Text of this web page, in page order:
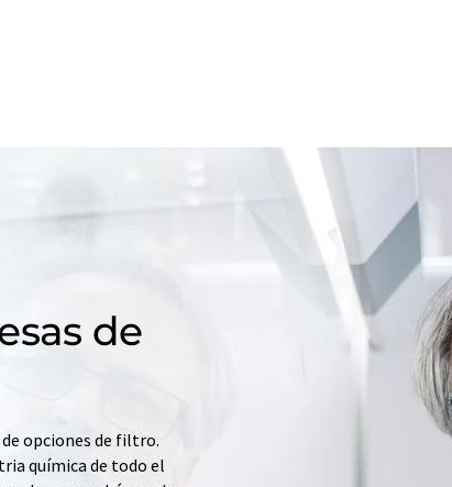
de
opciones de filtro.
química de todo el